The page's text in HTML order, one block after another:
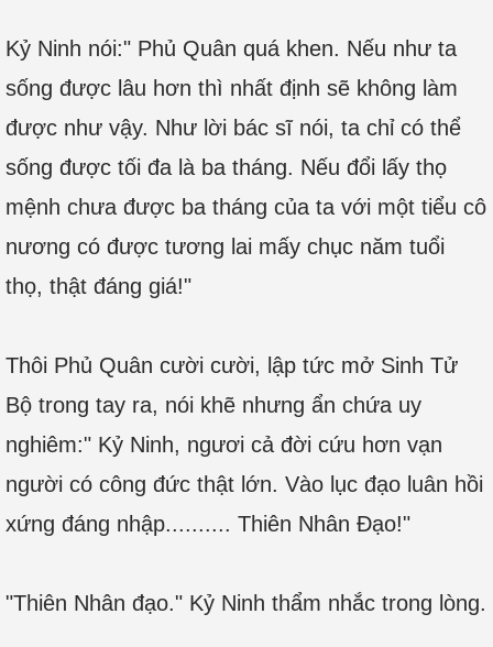
Kỷ Ninh nói:" Phủ Quân quá khen. Nếu như ta
sống được lâu hơn thì nhất định sẽ không làm
được như vậy. Như lời bác sĩ nói, ta chỉ có thể
sống được tối đa là ba tháng. Nếu đổi lấy thọ
mệnh chưa được ba tháng của ta với một tiểu cô
nương có được tương lai mấy chục năm tuổi
thọ, thật đáng giá!"
Thôi Phủ Quân cười cười, lập tức mở Sinh Tử
Bộ trong tay ra, nói khẽ nhưng ẩn chứa uy
nghiêm:" Kỷ Ninh, ngươi cả đời cứu hơn vạn
người có công đức thật lớn. Vào lục đạo luân hồi
xứng đáng nhập.......... Thiên Nhân Đạo!"
"Thiên Nhân đạo." Kỷ Ninh thẩm nhắc trong lòng.